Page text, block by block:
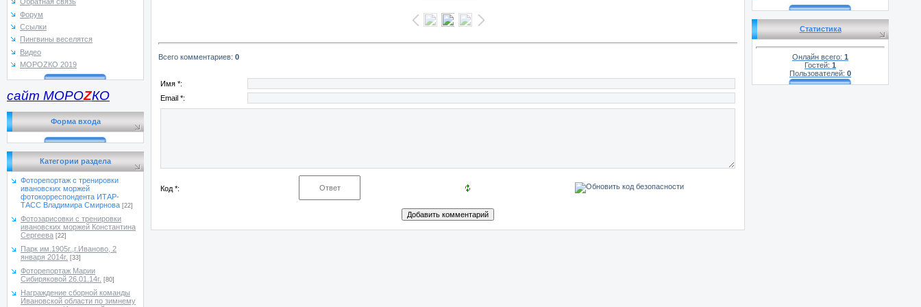
Форум
Ссылки
Пингвины веселятся
Видео
МОРОZКО 2019
сайт МОРОZКО
Форма входа
Категории раздела
Фоторепортаж с тренировки
ивановских моржей
фотокорреспондента ИТАР-
ТАСС Владимира Смирнова [22]
Фотозарисовки с тренировки
ивановских моржей Константина
Сергеева [22]
Парк им.1905г.,г.Иваново, 2
января 2014г. [33]
Фоторепортаж Марии
Сибиряковой 26.01.14г. [80]
Награждение сборной команды
Ивановской области по зимнему
Всего комментариев: 0
Имя *:
Email *:
Код *:
Статистика
Онлайн всего: 1
Гостей: 1
Пользователей: 0